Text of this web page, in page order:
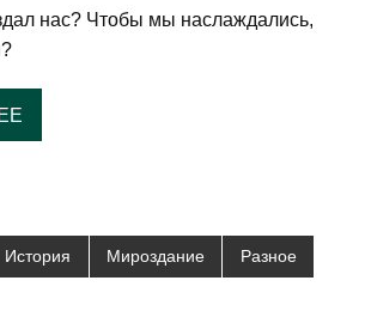
нас? Чтобы мы наслаждались,
История Мироздание Разное